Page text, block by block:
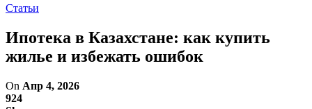
Статьи
Ипотека в Казахстане: как купить
жилье и избежать ошибок
On Апр 4, 2026
924